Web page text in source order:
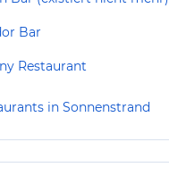
Bar
Restaurant
in Sonnenstrand